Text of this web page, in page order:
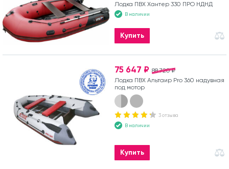
Лодка ПВХ Хантер 330 ПРО НДНД
В наличии
Купить
88 720 ₽
75 647 ₽
Лодка ПВХ Альтаир Pro 360 надувная
под мотор
3 отзыва
В наличии
Купить